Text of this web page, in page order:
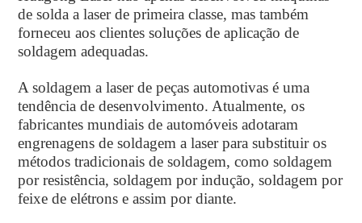
de solda a laser de primeira classe, mas também
forneceu aos clientes soluções de aplicação de
soldagem adequadas.
A soldagem a laser de peças automotivas é uma
tendência de desenvolvimento. Atualmente, os
fabricantes mundiais de automóveis adotaram
engrenagens de soldagem a laser para substituir os
métodos tradicionais de soldagem, como soldagem
por resistência, soldagem por indução, soldagem por
feixe de elétrons e assim por diante.